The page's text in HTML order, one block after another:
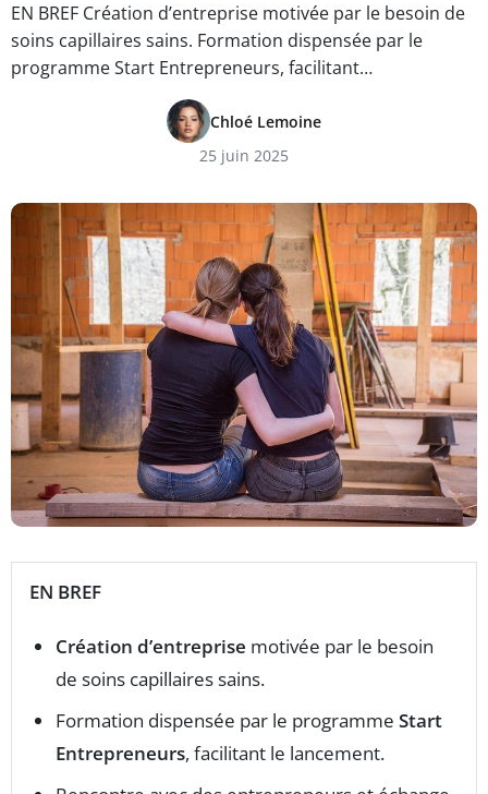
EN BREF Création d’entreprise motivée par le besoin de
soins capillaires sains. Formation dispensée par le
programme Start Entrepreneurs, facilitant…
Chloé Lemoine
25 juin 2025
EN BREF
Création d’entreprise motivée par le besoin
de soins capillaires sains.
Formation dispensée par le programme Start
Entrepreneurs, facilitant le lancement.